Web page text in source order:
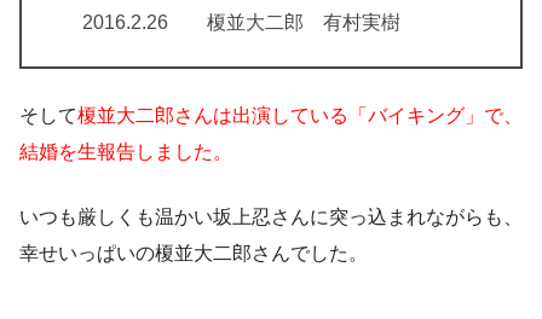
2016.2.26 榎並大二郎 有村実樹
そして榎並大二郎さんは出演している「バイキング」で、
結婚を生報告しました。
いつも厳しくも温かい坂上忍さんに突っ込まれながらも、
幸せいっぱいの榎並大二郎さんでした。